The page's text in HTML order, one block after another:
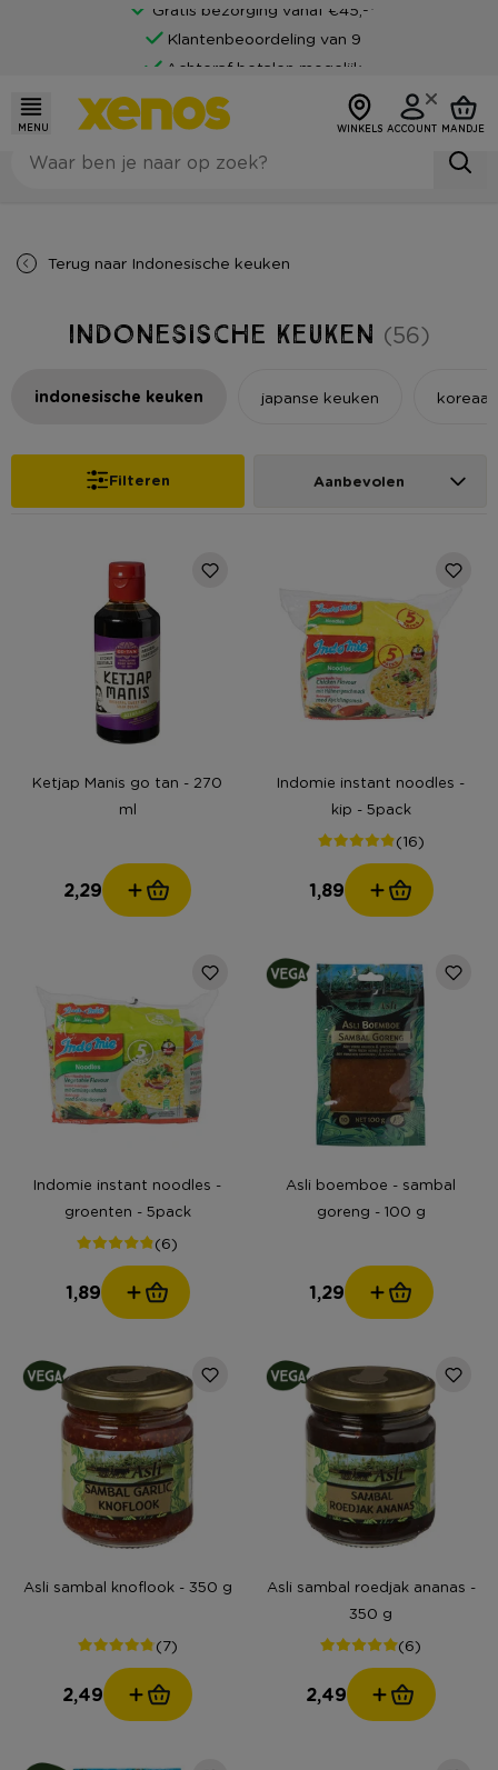
Klantenbeoordeling van 9
Achteraf betalen mogelijk
MENU WINKELS ACCOUNT MANDJE
Terug naar Indonesische keuken
Indonesische keuken (56)
indonesische keuken japanse keuken
Filteren Aanbevolen
Ketjap Manis go tan - 270
ml
2,29
Indomie instant noodles -
kip - 5pack
(16)
1,89
Indomie instant noodles -
groenten - 5pack
(6)
1,89
Asli boemboe - sambal
goreng - 100 g
1,29
Asli sambal knoflook - 350 g
(7)
2,49
Asli sambal roedjak ananas -
350 g
(6)
2,49